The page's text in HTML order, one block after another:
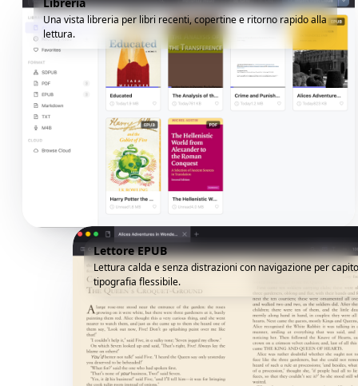
Una vista libreria per libri recenti, copertine e ritorno rapido alla
lettura.
Lettore EPUB
Lettura calda e senza distrazioni con navigazione per
tipografia flessibile.